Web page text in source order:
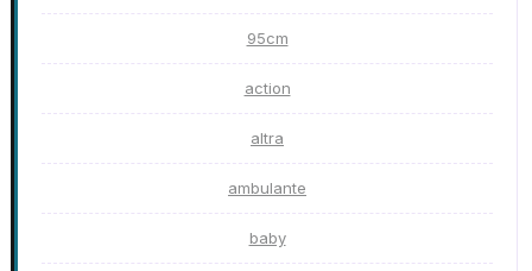
95cm
action
altra
ambulante
baby